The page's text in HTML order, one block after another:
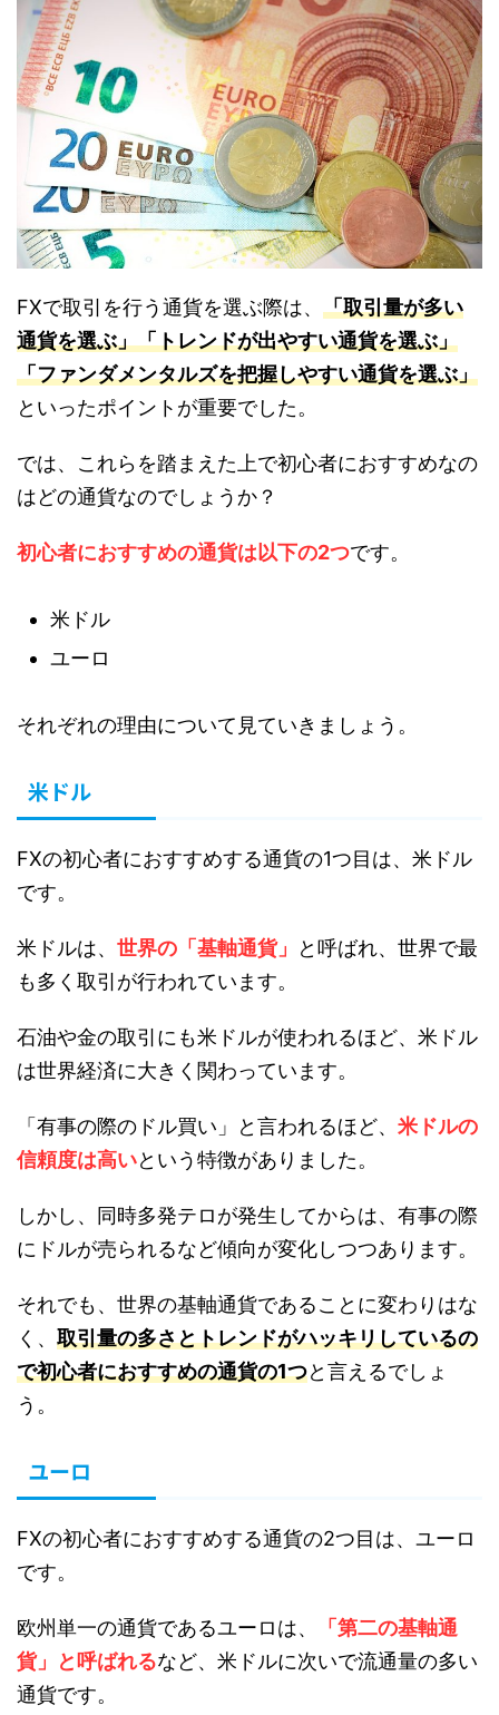
FXで取引を行う通貨を選ぶ際は、 「取引量が多い
通貨を選ぶ」「トレンドが出やすい通貨を選ぶ」
「ファンダメンタルズを把握しやすい通貨を選ぶ」
といったポイントが重要でした。
では、これらを踏まえた上で初心者におすすめなの
はどの通貨なのでしょうか？
初心者におすすめの通貨は以下の2つです。
米ドル
ユーロ
それぞれの理由について見ていきましょう。
米ドル
FXの初心者におすすめする通貨の1つ目は、米ドル
です。
米ドルは、 世界の「基軸通貨」
と呼ばれ、世界で最
も多く取引が行われています。
石油や金の取引にも米ドルが使われるほど、米ドル
は世界経済に大きく関わっています。
「有事の際のドル買い」と言われるほど、 米ドルの
信頼度は高いという特徴がありました。
しかし、同時多発テロが発生してからは、有事の際
にドルが売られるなど傾向が変化しつつあります。
それでも、世界の基軸通貨であることに変わりはな
く、 取引量の多さとトレンドがハッキリしているの
で初心者におすすめの通貨の1つと言えるでしょ
う。
ユーロ
FXの初心者におすすめする通貨の2つ目は、ユーロ
です。
欧州単一の通貨であるユーロは、
「第二の基軸通
貨」と呼ばれるなど、米ドルに次いで流通量の多い
通貨です。